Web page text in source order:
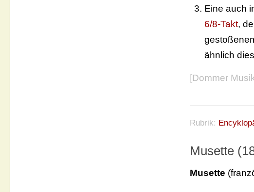
Eine auch
6/8-Takt,
ähnlich
[Dommer
Rubrik:
Musette
Musette